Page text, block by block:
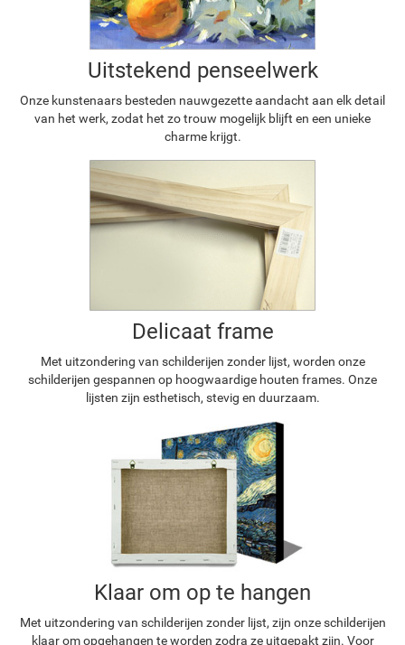
Uitstekend penseelwerk
Onze kunstenaars besteden nauwgezette aandacht aan elk detail
van het werk, zodat het zo trouw mogelijk blijft en een unieke
charme krijgt.
Delicaat frame
Met uitzondering van schilderijen zonder lijst, worden onze
schilderijen gespannen op hoogwaardige houten frames. Onze
lijsten zijn esthetisch, stevig en duurzaam.
Klaar om op te hangen
Met uitzondering van schilderijen zonder lijst, zijn onze schilderijen
klaar om opgehangen te worden zodra ze uitgepakt zijn. Voor